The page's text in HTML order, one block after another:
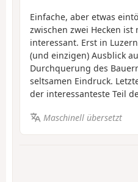
Einfache, aber etwas
zwischen zwei Hecken ist
interessant. Erst in
(und einzigen) Ausblick
Durchquerung des
seltsamen Eindruck.
der interessanteste Teil
Maschinell übersetzt